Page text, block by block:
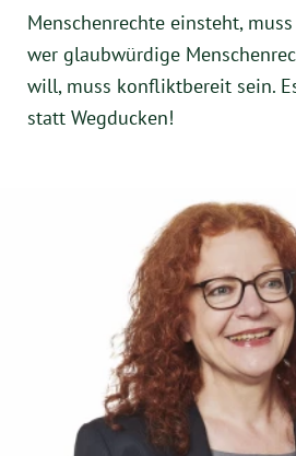
Menschenrechte einsteht,
wer glaubwürdige
will, muss konfliktbereit sein.
statt Wegducken!